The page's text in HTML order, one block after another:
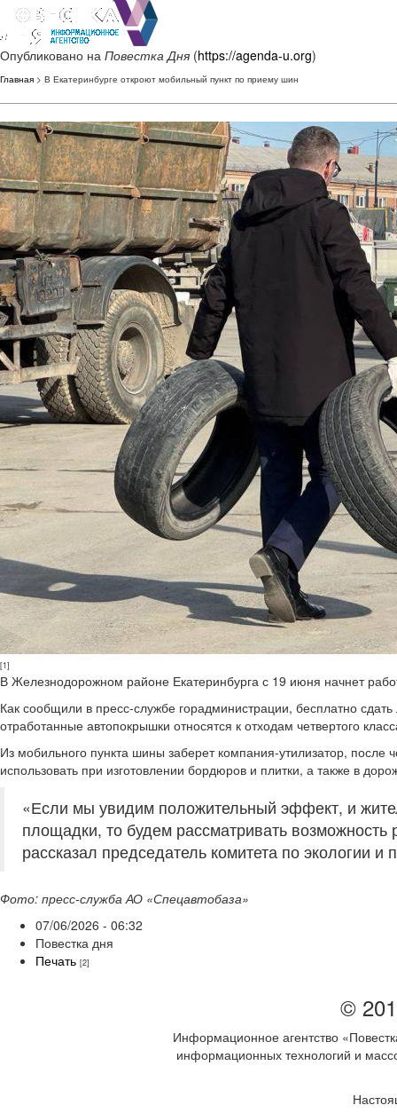
Опубликовано на Повестка Дня (https://agenda-u.org)
Главная > В Екатеринбурге откроют мобильный пункт по приему шин
[1]
В Железнодорожном районе Екатеринбурга с 19 июня начнет
Как сообщили в пресс-службе горадминистрации, бесплатно
отработанные автопокрышки относятся к отходам четвертого
Из мобильного пункта шины заберет компания-утилизатор,
использовать при изготовлении бордюров и плитки, а также в
«Если мы увидим положительный эффект, и
площадки, то будем рассматривать возможность
рассказал председатель комитета по экологии
Фото: пресс-служба АО «Спецавтобаза»
07/06/2026 - 06:32
Повестка дня
Печать [2]
©
Информационное агентство
информационных технологий и